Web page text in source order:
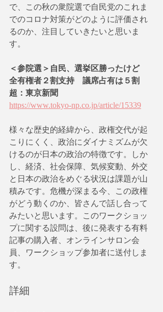
で、この秋の衆院選で自民党のこれま
でのコロナ対策がどのように評価され
るのか、注目していきたいと思いま
す。
＜参院選＞自民、選挙区勝ったけど
全有権者２割支持　議席占有は５割
超：東京新聞
https://www.tokyo-np.co.jp/article/15339
様々な歴史的経緯から、政権交代が起
こりにくく、政治にダイナミズムが欠
けるのが日本の政治の特徴です。しか
し、経済、社会保障、気候変動、外交
と日本の政治をめぐる状況は課題が山
積みです。危機が深まる今、この政権
がどう動くのか、皆さんで話し合って
みたいと思います。このワークショッ
プに関する設問は、後に発表する有料
記事の購入者、オンラインサロン会
員、ワークショップ参加者に送付しま
す。
詳細